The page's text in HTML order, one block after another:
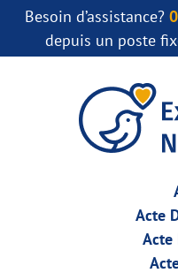
Besoin d’assistance?
depuis un poste
Acte
Acte